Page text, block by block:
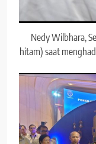
Nedy Wilbhara,
hitam) saat